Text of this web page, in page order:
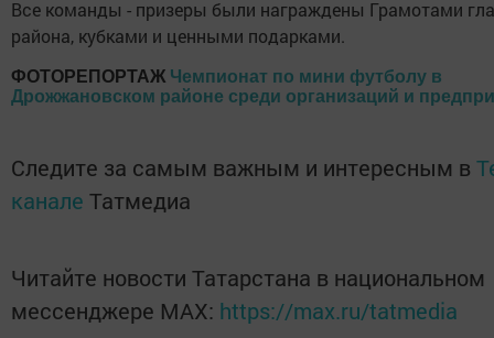
Все команды - призеры были награждены Грамотами
района, кубками и ценными подарками.
ФОТОРЕПОРТАЖ Чемпионат по мини футболу в
Дрожжановском районе среди организаций и
Следите за самым важным и интересным в
канале Татмедиа
Читайте новости Татарстана в национальном
мессенджере MАХ: https://max.ru/tatmedia